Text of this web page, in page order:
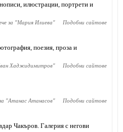
илюстрации, портрети и
за "Мария Илиева" Подобни сайтове
поезия, проза и
Хаджидимитров" Подобни сайтове
"Атанас Атанасов" Подобни сайтове
Чакъров. Галерия с негови